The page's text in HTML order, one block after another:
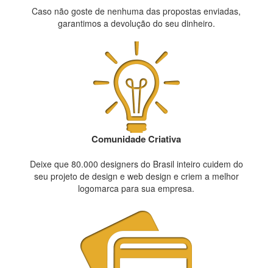
Caso não goste de nenhuma das propostas enviadas,
garantimos a devolução do seu dinheiro.
Comunidade Criativa
Deixe que 80.000 designers do Brasil inteiro cuidem do
seu projeto de design e web design e criem a melhor
logomarca para sua empresa.